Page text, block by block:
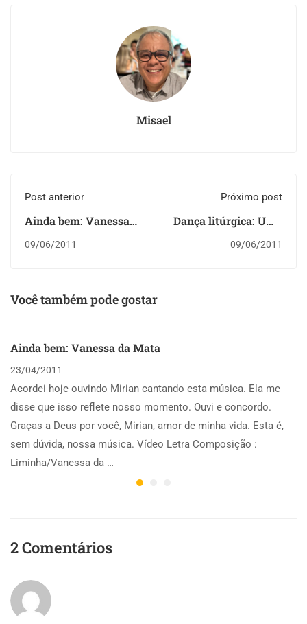
Misael
Post anterior
Ainda bem: Vanessa
09/06/2011
Próximo post
Dança litúrgica: Uma
confessional
09/06/2011
Você também pode gostar
Ainda bem: Vanessa da Mata
23/04/2011
Acordei hoje ouvindo Mirian cantando esta música. Ela me
disse que isso reflete nosso momento. Ouvi e concordo.
Graças a Deus por você, Mirian, amor de minha vida. Esta é,
sem dúvida, nossa música. Vídeo Letra Composição :
Liminha/Vanessa da …
2 Comentários